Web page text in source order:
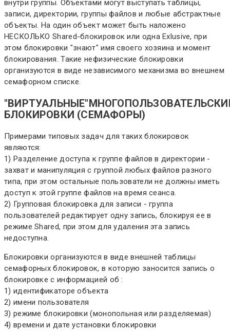
внутри группы. Объектами могут выступать таблицы,
записи, директории, группы файлов и любые абстрактные
объекты. На один объект может быть наложено
НЕСКОЛЬКО Shared-блокировок или одна Exlusive, при
этом блокировки "знают" имя своего хозяина и момент
блокирования. Такие нефизические блокировки
организуются в виде независимого механизма во внешнем
семафорном списке.
БЛОКИРОВКИ (СЕМАФОРЫ)
Примерами типовых задач для таких блокировок
являются:
1) Разделение доступа к группе файлов в директории -
захват и манипуляция с группой любых файлов разного
типа, при этом остальные пользователи не должны иметь
доступ к этой группе файлов на время сеанса.
2) Групповая блокировка для записи - группа
пользователей редактирует одну запись, блокируя ее в
режиме Shared, при этом для удаления эта запись
недоступна.
Блокировки организуются в виде внешней таблицы
семафорных блокировок, в которую заносится запись о
блокировке с информацией об :
1) идентификаторе объекта
2) имени пользователя
3) режиме блокировки (монопольная или разделяемая)
4) времени и дате установки блокировки